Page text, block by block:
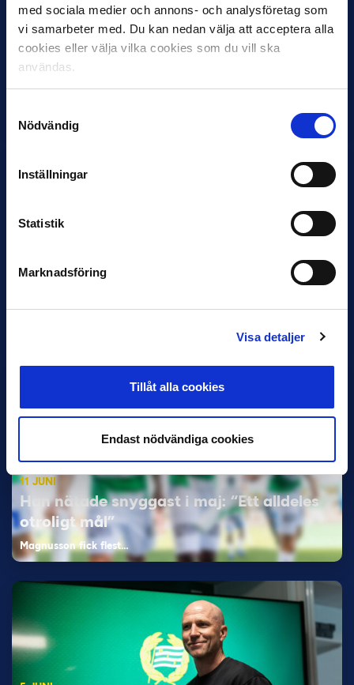
med sociala medier och annons- och analysföretag som
vi samarbeter med. Du kan nedan välja att acceptera alla
cookies eller välja vilka cookies som du vill ska
användas.
Nödvändig
Inställningar
Statistik
Marknadsföring
Visa detaljer
Tillåt alla cookies
Endast nödvändiga cookies
12 JUNI
Favorit i repris för Sirius i maj
och Superettan
Dennis Hadžikadunić — Malmö FF / Trelleborg FF
11 JUNI
Han nätade snyggast i maj: “Ett alldeles
otroligt mål”
Magnusson fick flest…